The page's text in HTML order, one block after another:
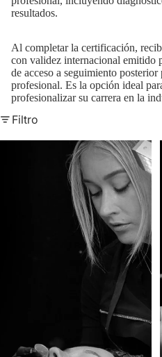
resultados.
Al completar la certificación,
con validez internacional emitido
de acceso a seguimiento
profesional. Es la opción ideal
profesionalizar su carrera en la
Filtro